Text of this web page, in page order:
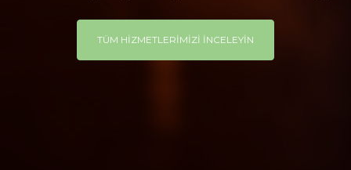
TÜM HİZMETLERİMİZİ İNCELEYİN